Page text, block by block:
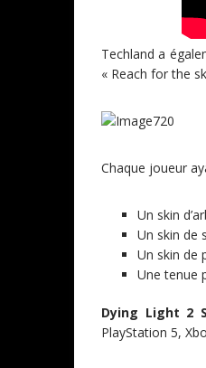
Techland a
« Reach for the
Chaque joueur
Un skin
Un skin de
Un skin de
Une tenue
Dying Light 2
PlayStation 5,